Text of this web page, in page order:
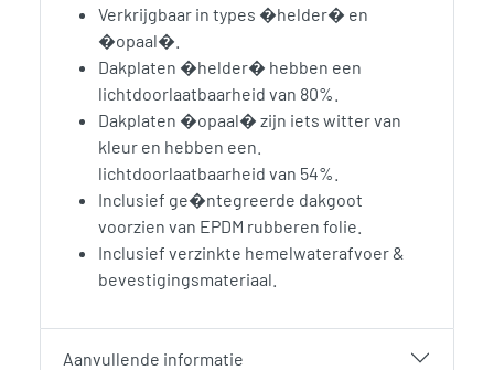
Verkrijgbaar in types �helder� en
�opaal�.
Dakplaten �helder� hebben een
lichtdoorlaatbaarheid van 80%.
Dakplaten �opaal� zijn iets witter van
kleur en hebben een.
lichtdoorlaatbaarheid van 54%.
Inclusief ge�ntegreerde dakgoot
voorzien van EPDM rubberen folie.
Inclusief verzinkte hemelwaterafvoer &
bevestigingsmateriaal.
Aanvullende informatie